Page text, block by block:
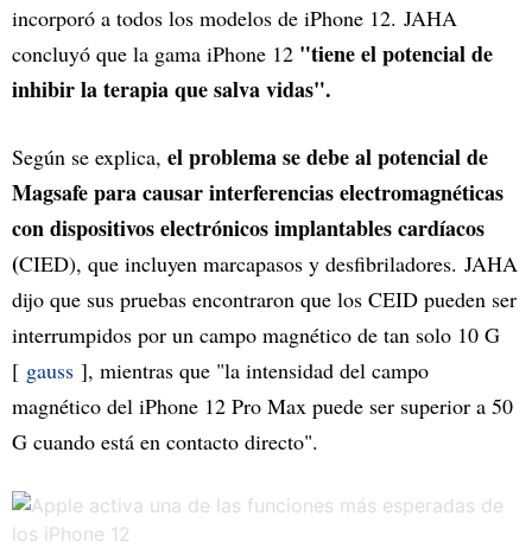
incorporó a todos los modelos de iPhone 12. JAHA
concluyó que la gama iPhone 12 "tiene el potencial de
inhibir la terapia que salva vidas".
Según se explica, el problema se debe al potencial de
Magsafe para causar interferencias electromagnéticas
con dispositivos electrónicos implantables cardíacos
(CIED), que incluyen marcapasos y desfibriladores. JAHA
dijo que sus pruebas encontraron que los CEID pueden ser
interrumpidos por un campo magnético de tan solo 10 G
[ gauss ], mientras que "la intensidad del campo
magnético del iPhone 12 Pro Max puede ser superior a 50
G cuando está en contacto directo".